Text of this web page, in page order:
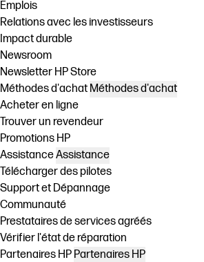
Emplois
Relations avec les investisseurs
Impact durable
Newsroom
Newsletter HP Store
Méthodes d'achat Méthodes d'achat
Acheter en ligne
Trouver un revendeur
Promotions HP
AssistanceAssistance
Télécharger des pilotes
Support et Dépannage
Communauté
Prestataires de services agréés
Vérifier l'état de réparation
Partenaires HP Partenaires HP